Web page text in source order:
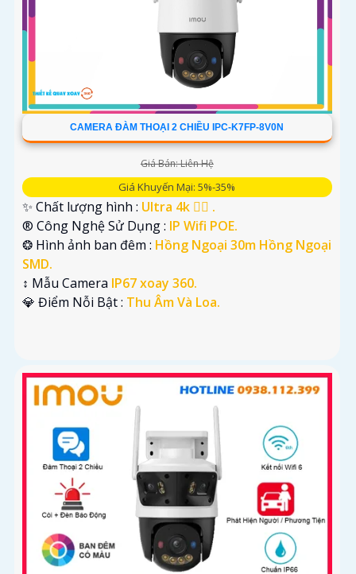
CAMERA ĐÀM THOẠI 2 CHIỀU IPC-K7FP-8V0N
Giá Bán: Liên Hệ
Giá Khuyến Mại: 5%-35%
✨ Chất lượng hình : Ultra 4k 👍🏾 .
®️ Công Nghệ Sử Dụng : IP Wifi POE.
❂ Hình ảnh ban đêm : Hồng Ngoại 30m Hồng Ngoại
SMD.
↕️ Mẫu Camera IP67 xoay 360.
️💎 Điểm Nỗi Bật : Thu Âm Và Loa.